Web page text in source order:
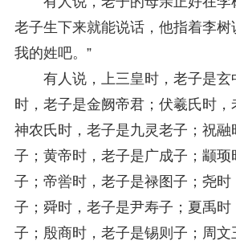
老子生下来就能说话，他指着李树
我的姓吧。”
有人说，上三皇时，老子是玄
时，老子是金阙帝君；伏羲氏时，
神农氏时，老子是九灵老子；祝
子；黄帝时，老子是广成子；颛
子；帝喾时，老子是禄图子；尧时
子；舜时，老子是尹寿子；夏禹时
子；殷商时，老子是锡则子；周文